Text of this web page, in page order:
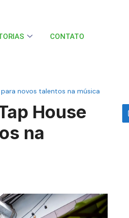
CONTATO
novos talentos na música
House
na